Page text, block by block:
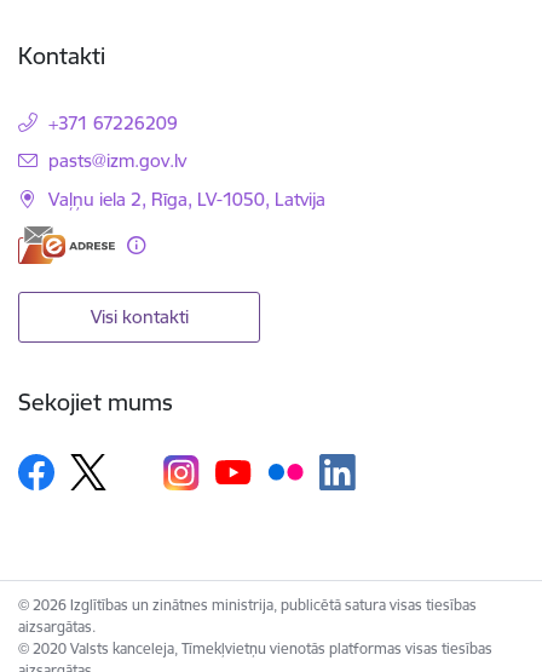
Kontakti
+371 67226209
E-pasts:
pasts@izm.gov.lv
Vaļņu iela 2, Rīga, LV-1050, Latvija
Visi kontakti
Sekojiet mums
© 2026 Izglītības un zinātnes ministrija, publicētā satura visas tiesības
aizsargātas.
© 2020 Valsts kanceleja, Tīmekļvietņu vienotās platformas visas tiesības